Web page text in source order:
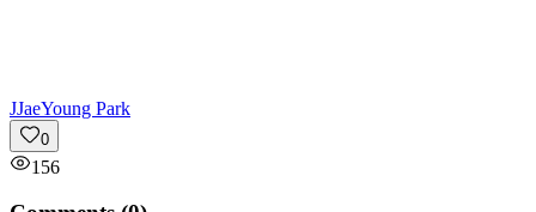
JJaeYoung Park
0
156